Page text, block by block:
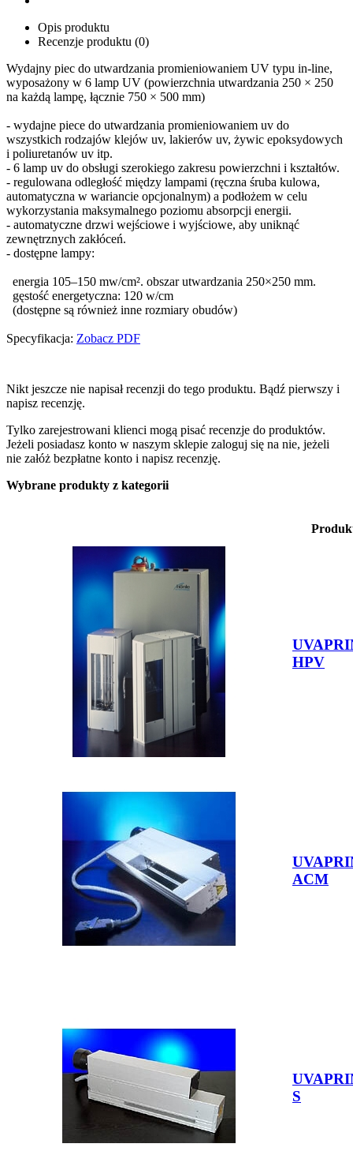
Opis produktu
Recenzje produktu (0)
Wydajny piec do utwardzania promieniowaniem UV typu in-line,
wyposażony w 6 lamp UV (powierzchnia utwardzania 250 × 250
na każdą lampę, łącznie 750 × 500 mm)
- wydajne piece do utwardzania promieniowaniem uv do
wszystkich rodzajów klejów uv, lakierów uv, żywic epoksydowych
i poliuretanów uv itp.
- 6 lamp uv do obsługi szerokiego zakresu powierzchni i kształtów.
- regulowana odległość między lampami (ręczna śruba kulowa,
automatyczna w wariancie opcjonalnym) a podłożem w celu
wykorzystania maksymalnego poziomu absorpcji energii.
- automatyczne drzwi wejściowe i wyjściowe, aby uniknąć
zewnętrznych zakłóceń.
- dostępne lampy:
energia 105–150 mw/cm². obszar utwardzania 250×250 mm.
gęstość energetyczna: 120 w/cm
(dostępne są również inne rozmiary obudów)
Specyfikacja: Zobacz PDF
Nikt jeszcze nie napisał recenzji do tego produktu. Bądź pierwszy i
napisz recenzję.
Tylko zarejestrowani klienci mogą pisać recenzje do produktów.
Jeżeli posiadasz konto w naszym sklepie zaloguj się na nie, jeżeli
nie załóż bezpłatne konto i napisz recenzję.
Wybrane produkty z kategorii
HPV
ACM
S